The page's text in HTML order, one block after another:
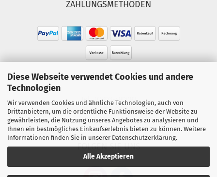
Diese Webseite verwendet Cookies und andere
Technologien
Wir verwenden Cookies und ähnliche Technologien, auch von
Drittanbietern, um die ordentliche Funktionsweise der Website zu
gewährleisten, die Nutzung unseres Angebotes zu analysieren und
Ihnen ein bestmögliches Einkaufserlebnis bieten zu können. Weitere
Informationen finden Sie in unserer Datenschutzerklärung.
Alle Akzeptieren
ZAHLUNGSMETHODEN
HOTLINE
Tel.: 02303-490093
Mo.-Fr. 10:00 - 18:00 Uhr
Sa. 10:00 - 15:00 Uhr
FOLGEN SIE UNS